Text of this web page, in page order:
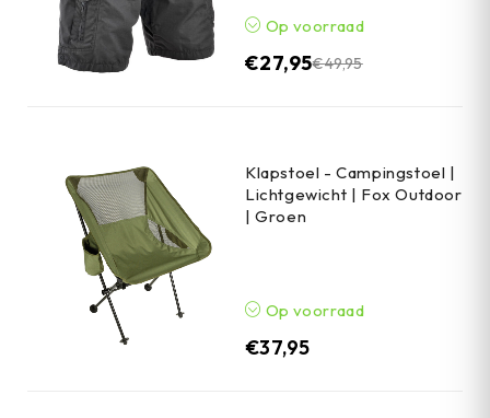
Op voorraad
€49,95
€27,95
Klapstoel - Campingstoel |
Lichtgewicht | Fox Outdoor
| Groen
Op voorraad
€37,95